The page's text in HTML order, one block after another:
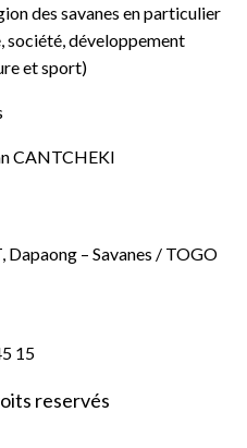
des savanes en particulier
société, développement
et sport)
CANTCHEKI
Dapaong – Savanes / TOGO
15
reservés